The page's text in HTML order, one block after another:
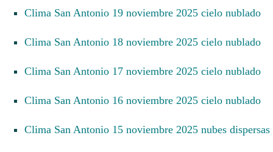
Clima San Antonio 19 noviembre 2025 cielo nublado
Clima San Antonio 18 noviembre 2025 cielo nublado
Clima San Antonio 17 noviembre 2025 cielo nublado
Clima San Antonio 16 noviembre 2025 cielo nublado
Clima San Antonio 15 noviembre 2025 nubes dispersas